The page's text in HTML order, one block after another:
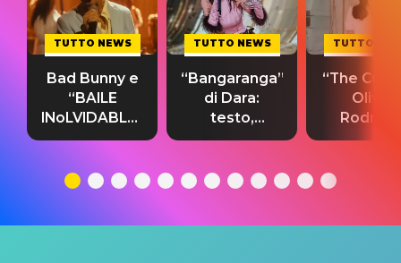
TUTTO NEWS
Bad Bunny e
“BAILE
INoLVIDABLE”:
testo,
significato
TUTTO NEWS
“Bangaranga”
di Dara:
testo,
traduzione e
del singolo
TUTTO
“The
Olivia
testo,